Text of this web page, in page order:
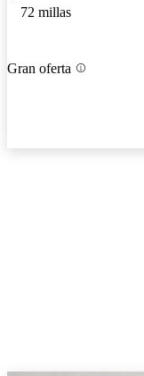
72 millas
Gran oferta